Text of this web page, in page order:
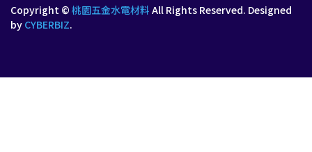
Copyright © 桃園五金水電材料 All Rights Reserved. Designed
by CYBERBIZ.